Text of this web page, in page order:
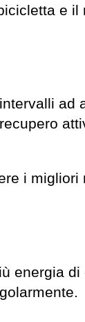
e
ad
i
energia